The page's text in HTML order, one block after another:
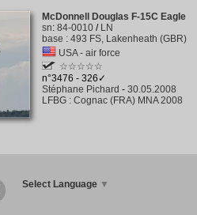
McDonnell Douglas F-15C Eagle
sn: 84-0010 / LN
base : 493 FS, Lakenheath (GBR)
USA - air force
☆☆☆☆☆
n°3476 - 326✓
Stéphane Pichard - 30.05.2008
LFBG : Cognac (FRA) MNA 2008
Select Language ▼